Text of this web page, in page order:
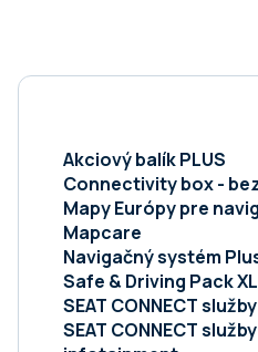
Akciový balík PLUS
Connectivity box -
Mapy Európy pre
Mapcare
Navigačný systém
Safe & Driving Pack
SEAT CONNECT
SEAT CONNECT